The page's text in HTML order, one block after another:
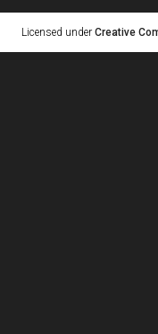
Licensed under Creative